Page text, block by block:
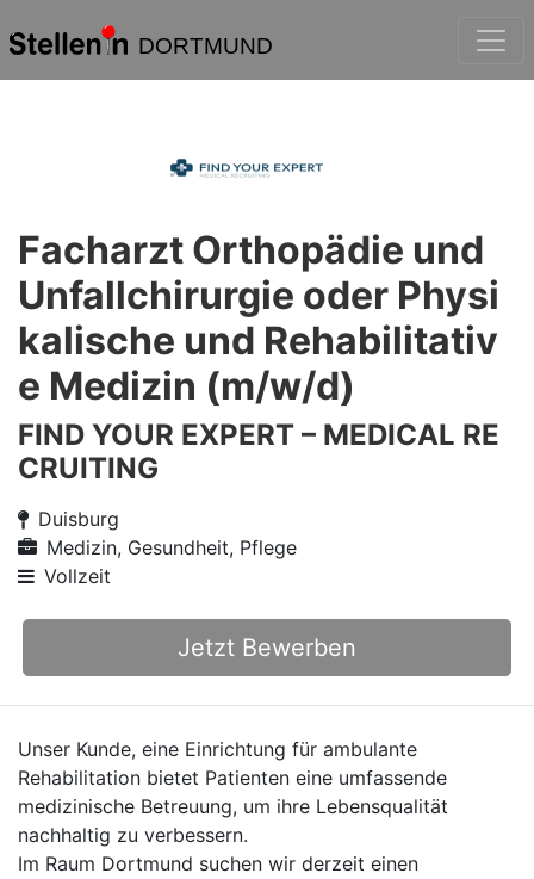
DORTMUND
Facharzt Orthopädie und
Unfallchirurgie oder Physi
kalische und Rehabilitativ
e Medizin (m/w/d)
FIND YOUR EXPERT – MEDICAL RE
CRUITING
Duisburg
Medizin, Gesundheit, Pflege
Vollzeit
Jetzt Bewerben
Unser Kunde, eine Einrichtung für ambulante
Rehabilitation bietet Patienten eine umfassende
medizinische Betreuung, um ihre Lebensqualität
nachhaltig zu verbessern.
Im Raum Dortmund suchen wir derzeit einen